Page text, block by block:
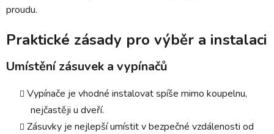
proudu.
Praktické zásady pro výběr a instalaci
Umístění zásuvek a vypínačů
Vypínače je vhodné instalovat spíše mimo koupelnu,
nejčastěji u dveří.
Zásuvky je nejlepší umístit v bezpečné vzdálenosti od